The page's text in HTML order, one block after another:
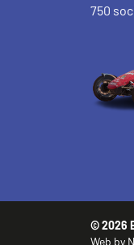
750
© 2026
Web by